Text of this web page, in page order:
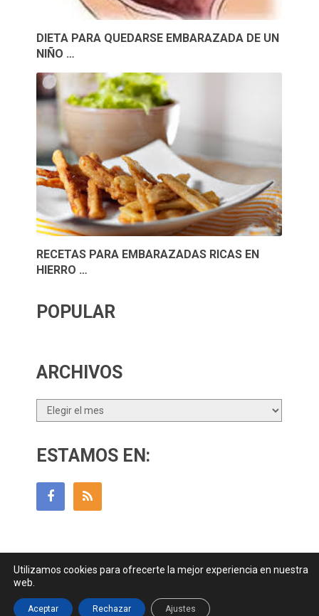
DIETA PARA QUEDARSE EMBARAZADA DE UN
NIÑO …
RECETAS PARA EMBARAZADAS RICAS EN
HIERRO …
POPULAR
ARCHIVOS
Archivos
ESTAMOS EN:
Contactar|| Datos Legales y Privacidady
Utilizamos cookies para ofrecerte la mejor experiencia en nuestra
web.
Aceptar Rechazar Ajustes